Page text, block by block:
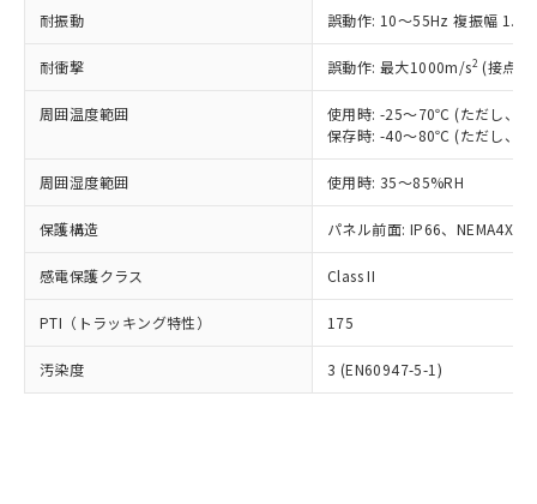
耐振動 誤動作: 10～55Hz 複振幅
耐衝撃 誤動作: 最大1000m/s2 (接点
周囲温度範囲
使用時: -25～70℃ (ただし、氷
保存時: -40～80℃ (ただし、氷
周囲湿度範囲 使用時: 35～85%RH
保護構造 パネル前面: IP66、NEMA4X,
感電保護クラス Class II
PTI（トラッキング特性） 175
汚染度 3 (EN60947-5-1)
タに基づき作成されるものであり、閲
覧された時点での実際の在庫および標
準価格とは異なる場合があることをご
正式な納期状況および標準価格はお客
様のお取引先、またはお客様担当のオ
ムロン制御機器販売店・当社販売員に
オムロン制御機器販売店や当社販売拠
販売ネットワーク
」をご確認
ください。
在庫状況および標準価格結果を当社の
事前の承諾なく第三者に漏洩または開
マイパーツ機能（部品リスト作成サー
六価クロム(Cr(Ⅵ)) 1000ppm以下、ポリ臭化ビフェニル
類(PBB) 1000ppm以下、ポリ臭化ジフェニルエーテル類
(PBDE) 1000ppm以下、フタル酸ビス(2-エチルヘキシ
ル) (DEHP)(別名：DOP) 1000ppm以下、フタル酸ブチ
ルベンジル（BBP） 1000ppm以下、フタル酸ジブチル
（DBP） 1000ppm以下、フタル酸ジイソブチル
(DIBP) 1000ppm以下
フタル酸エステル類の４物質については閾値を超える意
図的な使用がないことを確認しています。
※2 対応予定月
部品在庫の切り替え状況などにより、予定
月が前後することがあります。
*中国RoHS10物質の基準値 (GB/T26572)：
Pb(鉛) :1000ppm、 Hg(水銀) : 1000ppm、 Cd(カドミウ
Cr(Ⅵ)(六価クロム) : 1000ppm、 PBBs(ポリ臭化ビフェ
ニル類) : 1000ppm、 PBDEs(ポリ臭化ジフェニルエーテ
DBP(フタル酸ジブチル) : 1000ppm、 DIBP(フタル酸ジ
イソブチル) : 1000ppm、 BBP(フタル酸ブチルベンジ
ル) : 1000ppm、
DEHP(フタル酸ビス(2-エチルヘキシル)) : 1000ppm
※2 環境保護使用期限
「ｅ」：有害物質（10物質）のすべてが基
準値以下であることを示します。
「10」：通常の使用状況下において有害物
質が外部に漏えいし、環境に深刻な影響を
または国外への提供する場合は、日本
国政府の輸出許可(または役務取引許
可)を取得するなどの必要な手続きを
当社は規制貨物を破棄する場合は、完
全に破砕するなど、違法に輸出されな
いよう必要な手段を講じます。
ル、化学兵器、生物兵器またはその他
武器並びにこれらの製造装置等に一切
使用いたしません。
当社は、貴社製品を第三者に販売する
場合は、上記1、2および3の内容を当
該第三者に通知します。また当社は、
販売先および販売に係わる関係者が違
法に輸出するおそれがある場合は、取
○ 一定数以上の在庫あり
一定数には満たないが在庫あり
在庫なし(最新の在庫状況につ
いては、お客様のお取引先、ま
たはお客様担当のオムロン制御
機器販売店・当社販売員にご確
認ください)
受注生産機種、また在庫状況の